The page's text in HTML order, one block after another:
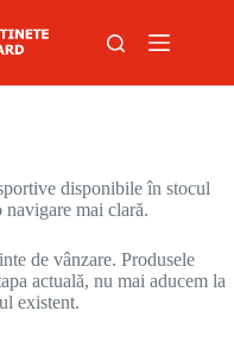
disponibile în stocul
mai clară.
de vânzare. Produsele
actuală, nu mai aducem la
existent.